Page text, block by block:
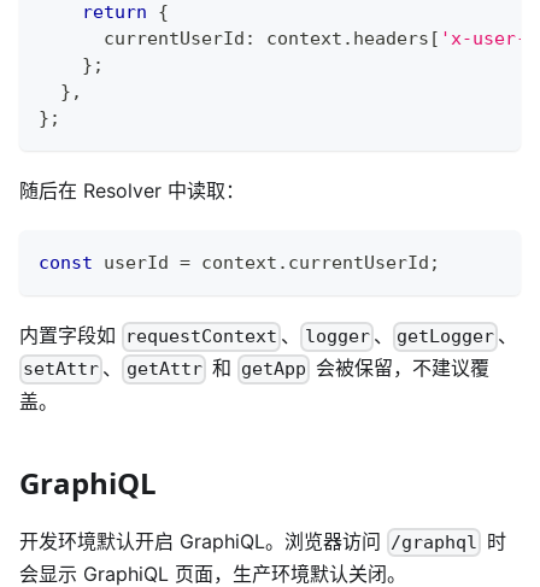
return
{
      currentUserId
: context . headers [ 'x-user-
} ;
} ,
} ;
随后在 Resolver 中读取：
const userId = context . currentUserId ;
内置字段如 requestContext 、 logger 、 getLogger 、
setAttr 、 getAttr 和 getApp 会被保留，不建议覆
盖。
GraphiQL
开发环境默认开启 GraphiQL。浏览器访问 /graphql 时
会显示 GraphiQL 页面，生产环境默认关闭。